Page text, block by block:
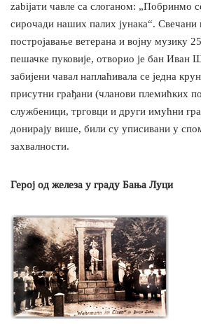
zabijати чавле са слоганом: „Побринмо
сирочади наших палих јунака“. Свечани
постројавање ветерана и војну музику
пешачке пуковије, отворио је бан Иван
забијени чавал наплаћивала се једна
присутни грађани (чланови племићких
службеници, трговци и други имућни
донирају више, били су уписивани у
захвалности.
Герој од железа у граду Бања Луци